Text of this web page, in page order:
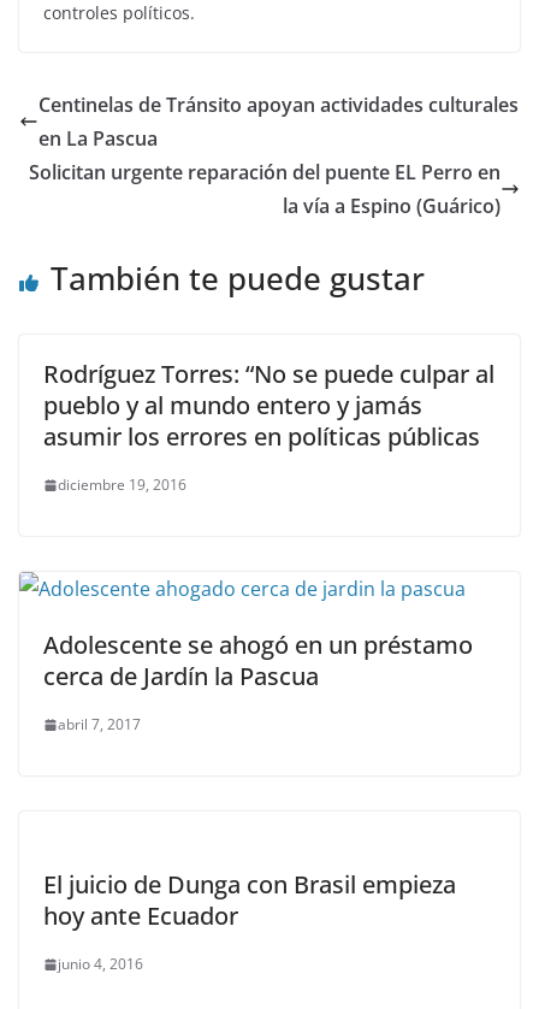
controles políticos.
Centinelas de Tránsito apoyan actividades culturales
en La Pascua
Solicitan urgente reparación del puente EL Perro en
la vía a Espino (Guárico)
También te puede gustar
Rodríguez Torres: “No se puede culpar al
pueblo y al mundo entero y jamás
asumir los errores en políticas públicas
diciembre 19, 2016
Adolescente se ahogó en un préstamo
cerca de Jardín la Pascua
abril 7, 2017
El juicio de Dunga con Brasil empieza
hoy ante Ecuador
junio 4, 2016